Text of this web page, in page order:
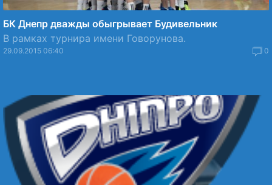
БК Днепр дважды обыгрывает Будивельник
В рамках турнира имени Говорунова.
29.09.2015 06:40 0